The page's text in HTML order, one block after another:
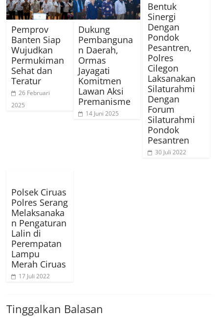
Pemprov
Banten Siap
Wujudkan
Permukiman
Sehat dan
Teratur
26 Februari
2025
Dukung
Pembanguna
n Daerah,
Ormas
Jayagati
Komitmen
Lawan Aksi
Premanisme
14 Juni 2025
Bentuk
Sinergi
Dengan
Pondok
Pesantren,
Polres
Cilegon
Laksanakan
Silaturahmi
Dengan
Forum
Silaturahmi
Pondok
Pesantren
30 Juli 2022
Polsek Ciruas
Polres Serang
Melaksanaka
n Pengaturan
Lalin di
Perempatan
Lampu
Merah Ciruas
17 Juli 2022
Tinggalkan Balasan